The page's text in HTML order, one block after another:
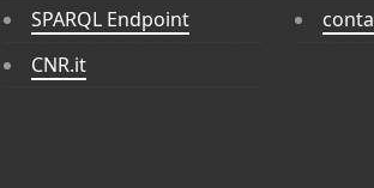
SPARQL Endpoint
CNR.it